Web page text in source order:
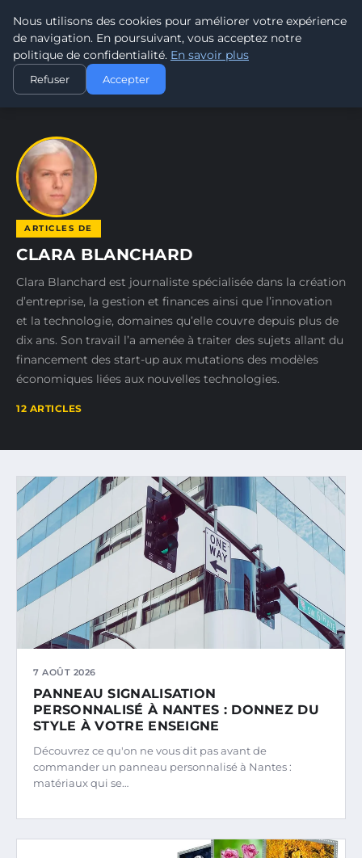
DAWA
PARTAGE ET ENSEIGNEMENT
ACCUEIL AUTEURS CLARA BLANCHARD
ARTICLES DE
CLARA BLANCHARD
Clara Blanchard est journaliste spécialisée dans la création
d’entreprise, la gestion et finances ainsi que l’innovation
et la technologie, domaines qu’elle couvre depuis plus de
dix ans. Son travail l’a amenée à traiter des sujets allant du
financement des start-up aux mutations des modèles
économiques liées aux nouvelles technologies.
12 ARTICLES
7 AOÛT 2026
PANNEAU SIGNALISATION
PERSONNALISÉ À NANTES : DONNEZ DU
STYLE À VOTRE ENSEIGNE
Découvrez ce qu'on ne vous dit pas avant de
commander un panneau personnalisé à Nantes :
matériaux qui se…
Nous utilisons des cookies pour améliorer votre expérience
de navigation. En poursuivant, vous acceptez notre
politique de confidentialité. En savoir plus
Refuser Accepter